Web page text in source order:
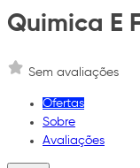
Quimica E
Sem avaliações
Ofertas
Sobre
Avaliações